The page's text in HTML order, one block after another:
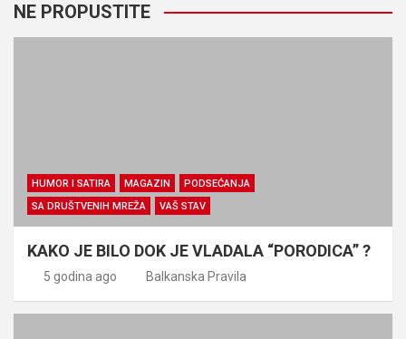
NE PROPUSTITE
HUMOR I SATIRA MAGAZIN
PODSEĆANJA
SA DRUŠTVENIH MREŽA
VAŠ STAV
KAKO JE BILO DOK JE VLADALA “PORODICA” ?
5 godina ago Balkanska Pravila